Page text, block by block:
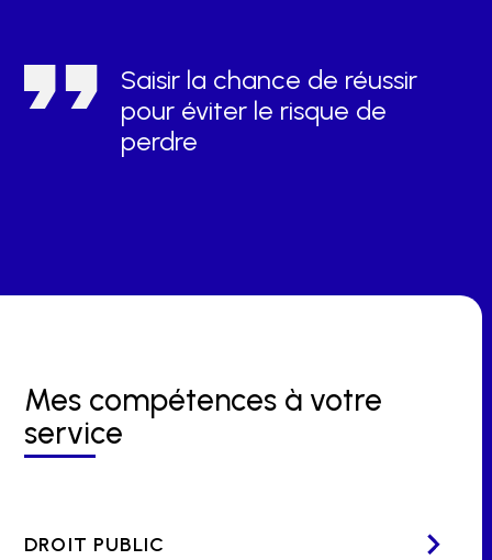
Saisir la chance de réussir
pour éviter le risque de
perdre
Mes compétences à votre
service
DROIT PUBLIC